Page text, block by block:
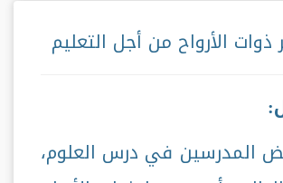
الأرواح من أجل التعليم
المدرسين في درس العلوم،